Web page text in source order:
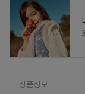
상품정보